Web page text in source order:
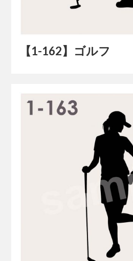
【1-162】ゴルフ